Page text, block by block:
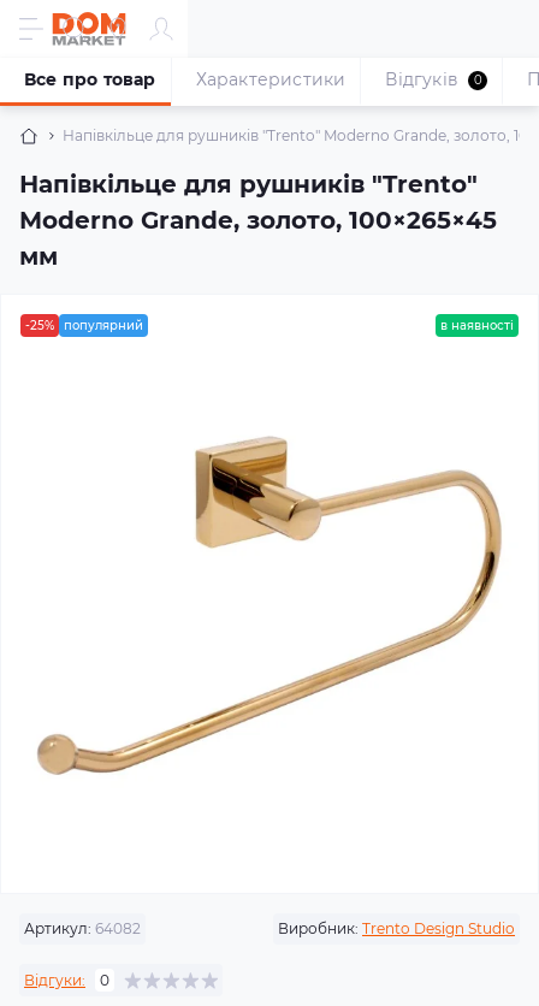
Напівкільце для рушників "Trento" Moderno Grande, золото,
Напівкільце для рушників "Trento"
Moderno Grande, золото, 100×265×45
мм
Все про товар Характеристики Відгуків 0
-25% популярний в наявності
Артикул: 64082 Виробник: Trento Design Studio
Відгуки: 0